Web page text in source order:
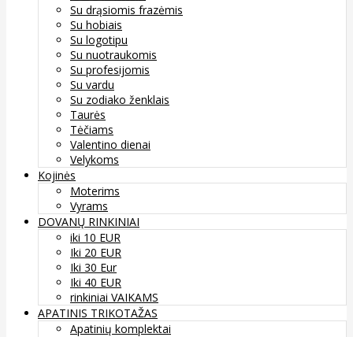
Su drąsiomis frazėmis
Su hobiais
Su logotipu
Su nuotraukomis
Su profesijomis
Su vardu
Su zodiako ženklais
Taurės
Tėčiams
Valentino dienai
Velykoms
Kojinės
Moterims
Vyrams
DOVANŲ RINKINIAI
iki 10 EUR
Iki 20 EUR
Iki 30 Eur
Iki 40 EUR
rinkiniai VAIKAMS
APATINIS TRIKOTAŽAS
Apatinių komplektai